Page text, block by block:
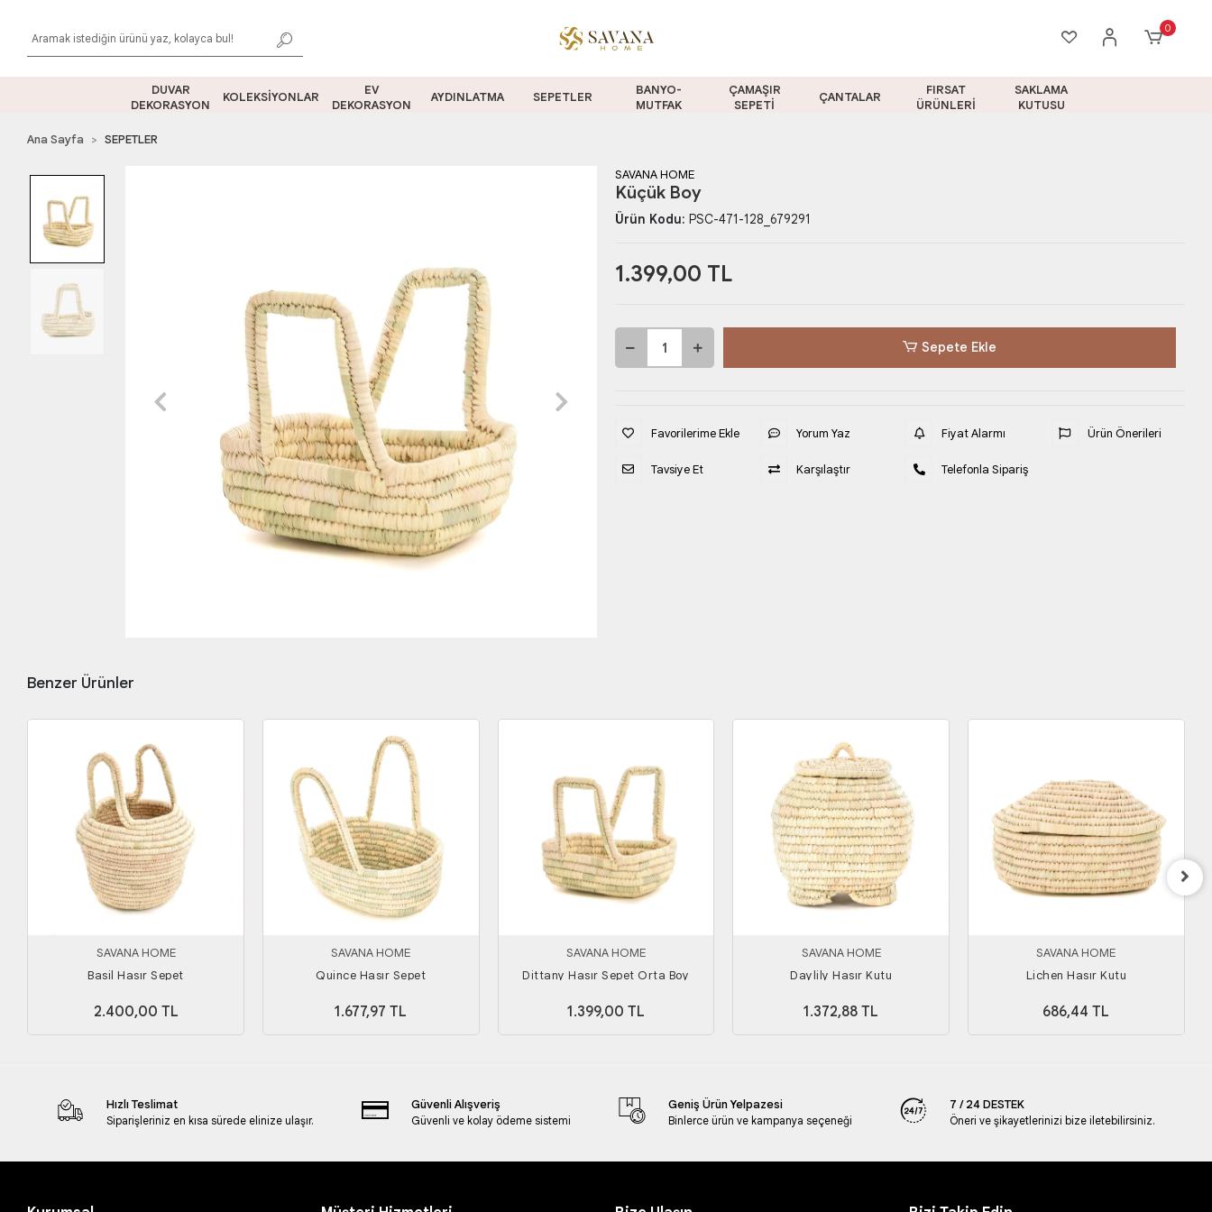
0
DUVAR
DEKORASYON
KOLEKSİYONLAR
EV
DEKORASYON
AYDINLATMA SEPETLER
BANYO-
MUTFAK
ÇAMAŞIR
SEPETİ
ÇANTALAR
FIRSAT
ÜRÜNLERİ
SAKLAMA
KUTUSU
Ana Sayfa SEPETLER
SAVANA HOME
Küçük Boy
Ürün Kodu: PSC-471-128_679291
1.399,00 TL
Sepete Ekle
Favorilerime Ekle
Tavsiye Et
Yorum Yaz
Karşılaştır
Fiyat Alarmı
Telefonla Sipariş
Ürün Önerileri
Benzer Ürünler
SAVANA HOME
Basil Hasır Sepet
2.400,00 TL
SAVANA HOME
Quince Hasır Sepet
1.677,97 TL
SAVANA HOME
Dittany Hasır Sepet Orta Boy
1.399,00 TL
SAVANA HOME
Daylily Hasır Kutu
1.372,88 TL
SAVANA HOME
Lichen Hasır Kutu
686,44 TL
Hızlı Teslimat
Siparişleriniz en kısa sürede elinize ulaşır.
Güvenli Alışveriş
Güvenli ve kolay ödeme sistemi
Geniş Ürün Yelpazesi
Binlerce ürün ve kampanya seçeneği
7 / 24 DESTEK
Öneri ve şikayetlerinizi bize iletebilirsiniz.